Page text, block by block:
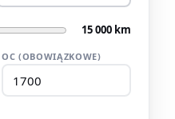
15 000 km
OC (OBOWIĄZKOWE)